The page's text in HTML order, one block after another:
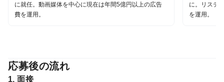
に就任。動画媒体を中心に現在は年間5億円以上の広告
費を運用。
に。リステ
を運用。
応募後の流れ
1. 面接